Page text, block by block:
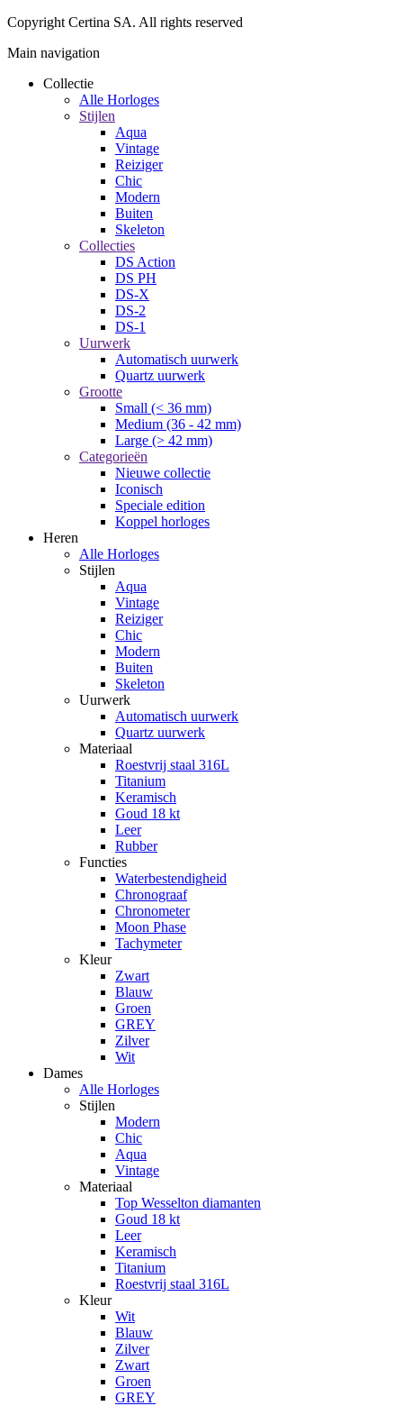
Copyright Certina SA. All rights reserved
Main navigation
Collectie
Alle Horloges
Stijlen
Aqua
Vintage
Reiziger
Chic
Modern
Buiten
Skeleton
Collecties
DS Action
DS PH
DS-X
DS-2
DS-1
Uurwerk
Automatisch uurwerk
Quartz uurwerk
Grootte
Small (< 36 mm)
Medium (36 - 42 mm)
Large (> 42 mm)
Categorieën
Nieuwe collectie
Iconisch
Speciale edition
Koppel horloges
Heren
Alle Horloges
Stijlen
Aqua
Vintage
Reiziger
Chic
Modern
Buiten
Skeleton
Uurwerk
Automatisch uurwerk
Quartz uurwerk
Materiaal
Roestvrij staal 316L
Titanium
Keramisch
Goud 18 kt
Leer
Rubber
Functies
Waterbestendigheid
Chronograaf
Chronometer
Moon Phase
Tachymeter
Kleur
Zwart
Blauw
Groen
GREY
Zilver
Wit
Dames
Alle Horloges
Stijlen
Modern
Chic
Aqua
Vintage
Materiaal
Top Wesselton diamanten
Goud 18 kt
Leer
Keramisch
Titanium
Roestvrij staal 316L
Kleur
Wit
Blauw
Zilver
Zwart
Groen
GREY